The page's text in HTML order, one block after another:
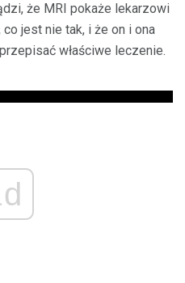
że MRI pokaże lekarzowi
jest nie tak, i że on i ona
właściwe leczenie.